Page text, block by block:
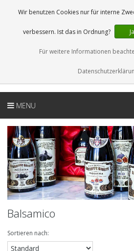
DE
MENU
Balsamico
Sortieren nach:
Wir benutzen Cookies nur für interne
verbessern. Ist das in Ordnung? Ja
Für weitere Informationen